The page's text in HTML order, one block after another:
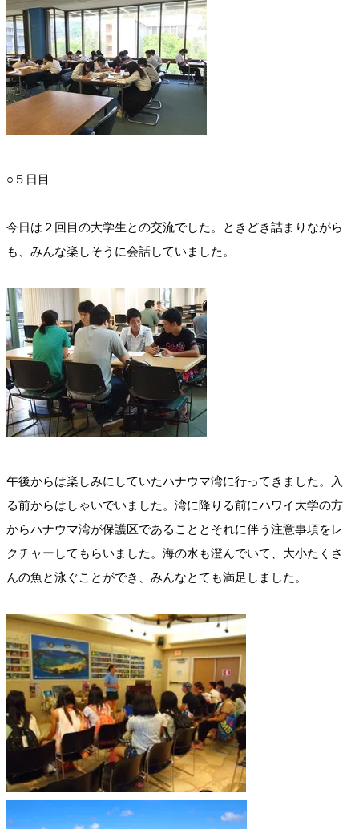
○５日目
今日は２回目の大学生との交流でした。ときどき詰まりながら
も、みんな楽しそうに会話していました。
午後からは楽しみにしていたハナウマ湾に行ってきました。入
る前からはしゃいでいました。湾に降りる前にハワイ大学の方
からハナウマ湾が保護区であることとそれに伴う注意事項をレ
クチャーしてもらいました。海の水も澄んでいて、大小たくさ
んの魚と泳ぐことができ、みんなとても満足しました。